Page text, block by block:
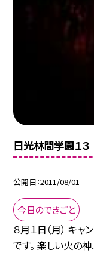
日光林間学園１３
公開日 2011/08/01
今日のできごと
８月１日（月） キ
です。 楽しい火の神